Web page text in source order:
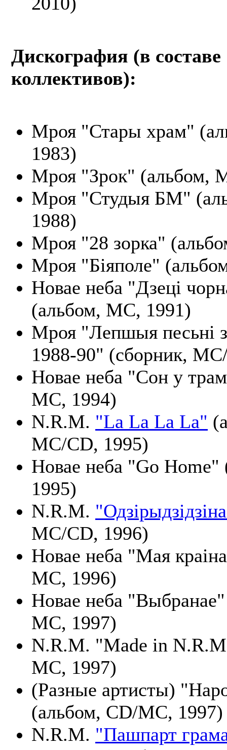
Дискография (в составе
коллективов):
Мроя "Стары храм"
1983)
Мроя "Зрок" (альбом,
Мроя "Студыя БМ"
1988)
Мроя "28 зорка"
Мроя "Біяполе"
Новае неба "Дзеці
(альбом, МС, 1991)
Мроя "Лепшыя песьні
1988-90" (сборник,
Новае неба "Сон у
МС, 1994)
N.R.M. "La La La La"
MC/CD, 1995)
Новае неба "Go
1995)
N.R.M.
MC/CD, 1996)
Новае неба "Мая
МС, 1996)
Новае неба
МС, 1997)
N.R.M. "Made in
MC, 1997)
(Разные артисты)
(альбом, CD/MC, 1997)
N.R.M. "Пашпарт